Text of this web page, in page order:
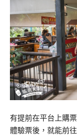
有提前在平台上購
體驗票後，就能前